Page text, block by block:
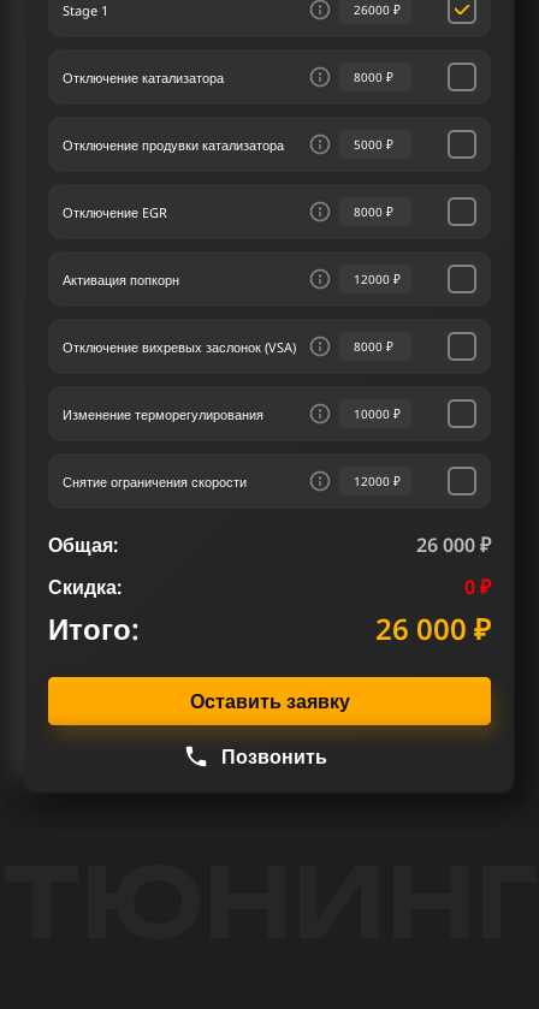
обеспечивает прирост лошадиных сил и
мощность автомобиля.
позиции в отрасли, благодаря особому
вниманию к потребностям и ожиданиям наших
обязуемся предоставлять решения для Ауди Q2
I 2.0 TFSI 190 лс, максимально соответствующие
клиентов.
Stage 1 26000 ₽
Отключение катализатора 8000 ₽
Отключение продувки катализатора 5000 ₽
Отключение EGR 8000 ₽
Активация попкорн 12000 ₽
Отключение вихревых заслонок (VSA) 8000 ₽
Изменение терморегулирования 10000 ₽
Снятие ограничения скорости 12000 ₽
Общая:
26 000 ₽
Скидка:
0 ₽
Итого: 26 000 ₽
Оставить заявку
Позвонить